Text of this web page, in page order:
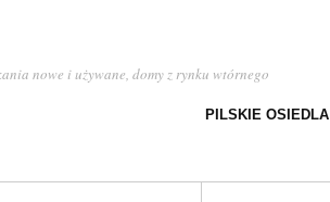
nowe i używane, domy z rynku wtórnego
PILSKIE OSIEDLA